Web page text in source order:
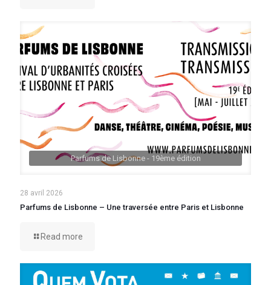
Parfums de Lisbonne - 19ème édition
28 avril 2026
Parfums de Lisbonne – Une traversée entre Paris et Lisbonne
Read more